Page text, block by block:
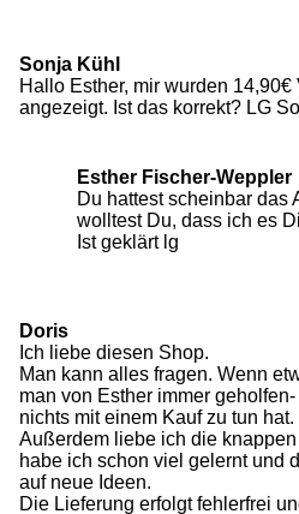
Sonja Kühl
Hallo Esther, mir wurden
angezeigt. Ist das korrekt? LG
Esther Fischer-Weppler
Du hattest scheinbar das
wolltest Du, dass ich es
Ist geklärt lg
Doris
Ich liebe diesen Shop.
Man kann alles fragen. Wenn
man von Esther immer
nichts mit einem Kauf zu tun
Außerdem liebe ich die
habe ich schon viel gelernt und
auf neue Ideen.
Die Lieferung erfolgt fehlerfrei